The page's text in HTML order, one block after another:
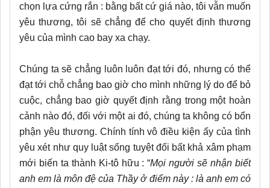
chọn lựa cứng rắn : bằng bất cứ giá nào, tôi vẫn muốn
yêu thương, tôi sẽ chẳng để cho quyết định thương
yêu của mình cao bay xa chạy.
Chúng ta sẽ chẳng luôn luôn đạt tới đó, nhưng có thể
đạt tới chỗ chẳng bao giờ cho mình những lý do để bỏ
cuộc, chẳng bao giờ quyết định rằng trong một hoàn
cảnh nào đó, đối với một ai đó, chúng ta không có bổn
phận yêu thương. Chính tính vô điều kiện ấy của tình
yêu xét như quy luật sống tuyệt đối bất khả xâm phạm
mới biến ta thành Ki-tô hữu : “Mọi người sẽ nhận biết
anh em là môn đệ của Thầy ở điểm này : là anh em có